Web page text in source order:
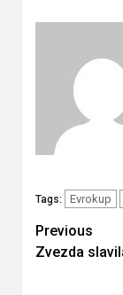
Tags: Evrokup
Previous
Zvezda